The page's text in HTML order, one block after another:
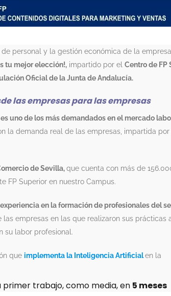
personal y la gestión económica de la
tu mejor elección!, impartido por el Centro de FP
Oficial de la Junta de Andalucía.
las empresas para las empresas
uno de los más demandados en el mercado
la demanda real de las empresas, impartida
de Sevilla,que cuenta con más de
FP Superior en nuestro Campus.
en la formación de profesionales del
las empresas en las que realizaron sus prácticas
su labor profesional.
que implementa la Inteligencia Artificialen la
trabajo, como media, en 5 meses